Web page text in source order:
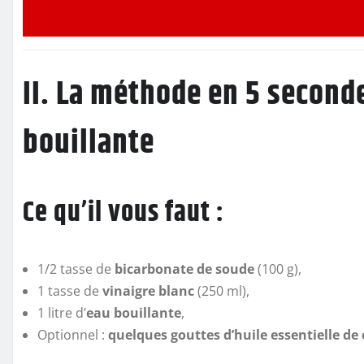
II. La méthode en 5
bouillante
Ce qu’il vous faut :
1/2 tasse de bicarbonate de soude(100 g),
1 tasse de vinaigre blanc(250 ml),
1 litre d’eau bouillante,
Optionnel : quelques gouttes d’huile essentielle